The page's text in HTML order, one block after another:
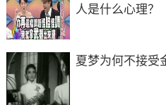
人是什么心理？
夏梦为何不接受